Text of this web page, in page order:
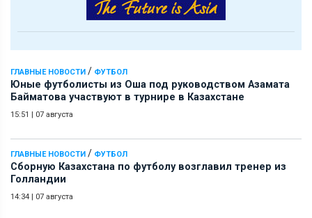
ГЛАВНЫЕ НОВОСТИ / ФУТБОЛ
Юные футболисты из Оша под руководством Азамата
Байматова участвуют в турнире в Казахстане
15:51 07 августа
ГЛАВНЫЕ НОВОСТИ / ФУТБОЛ
Сборную Казахстана по футболу возглавил тренер из
Голландии
14:34 07 августа